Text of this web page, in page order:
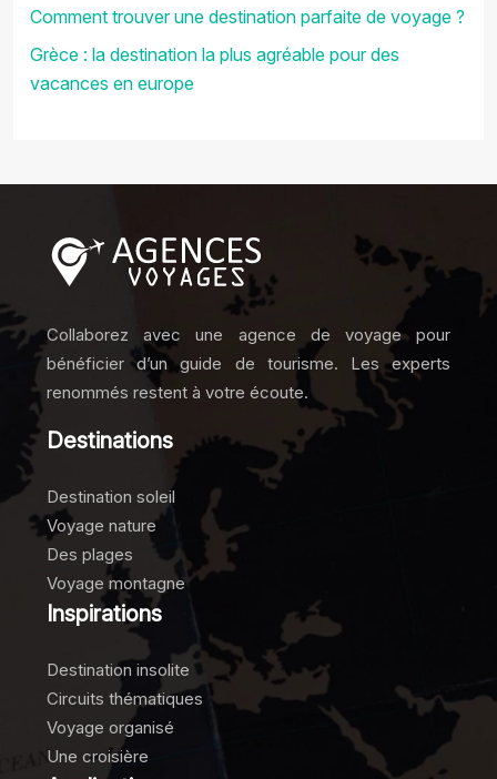
Comment trouver une destination parfaite de voyage ?
Grèce : la destination la plus agréable pour des
vacances en europe
Collaborez avec une agence de voyage pour
bénéficier d’un guide de tourisme. Les experts
renommés restent à votre écoute.
Destinations
Destination soleil
Voyage nature
Des plages
Voyage montagne
Inspirations
Destination insolite
Circuits thématiques
Voyage organisé
Une croisière